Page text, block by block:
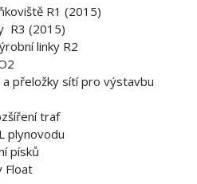
R1 (2015)
R3 (2015)
linky R2
přeložky sítí pro výstavbu
traf
plynovodu
písků
Float